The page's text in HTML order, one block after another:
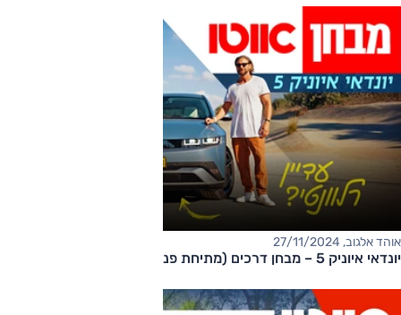
אוהד אלגוב, 27/11/2024
יונדאי איוניק 5 – מבחן דרכים (מתיחת פנים, 'לימיטד')